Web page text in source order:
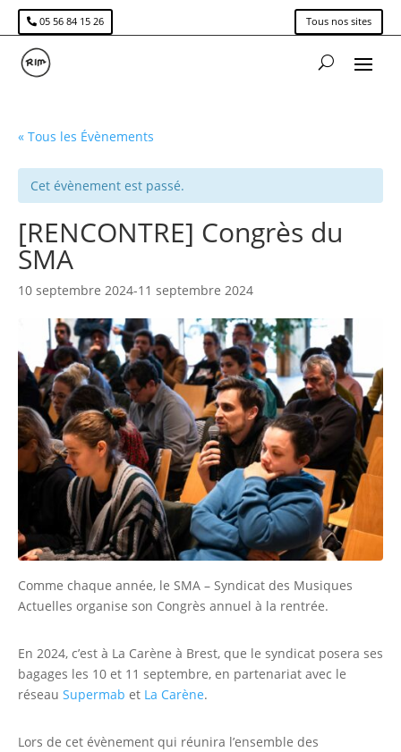
05 56 84 15 26 Tous nos sites
« Tous les Évènements
Cet évènement est passé.
[RENCONTRE] Congrès du
SMA
10 septembre 2024-11 septembre 2024
Comme chaque année, le SMA – Syndicat des Musiques
Actuelles organise son Congrès annuel à la rentrée.
En 2024, c’est à La Carène à Brest, que le syndicat posera ses
bagages les 10 et 11 septembre, en partenariat avec le
réseau Supermab et La Carène.
Lors de cet évènement qui réunira l’ensemble des